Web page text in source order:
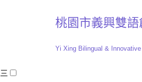
:::
桃園市義興雙
Yi Xing Bilingual & Innovative
三